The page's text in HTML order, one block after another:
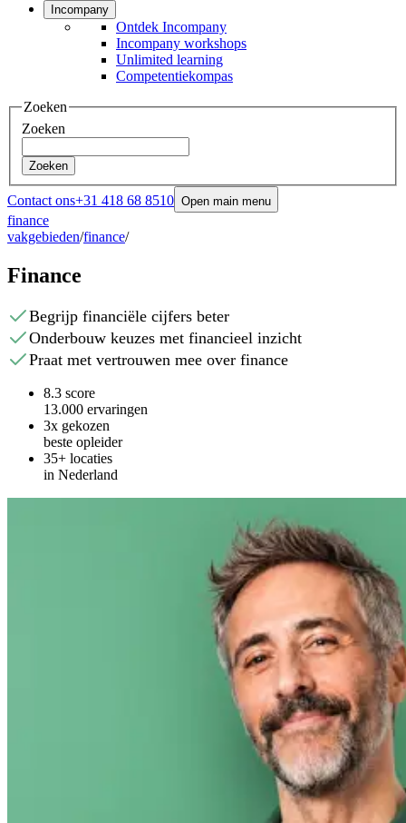
Incompany
Ontdek Incompany
Incompany workshops
Unlimited learning
Competentiekompas
Zoeken
Zoeken
Zoeken
Contact ons+31 418 68 8510 Open main menu
finance
vakgebieden/finance/
Finance
Begrijp financiële cijfers beter
Onderbouw keuzes met financieel inzicht
Praat met vertrouwen mee over finance
8.3 score
13.000 ervaringen
3x gekozen
beste opleider
35+ locaties
in Nederland